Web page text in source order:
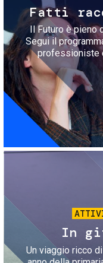
Fatti
Il Futuro è
Segui il
professioniste
In
Un viaggio ricco